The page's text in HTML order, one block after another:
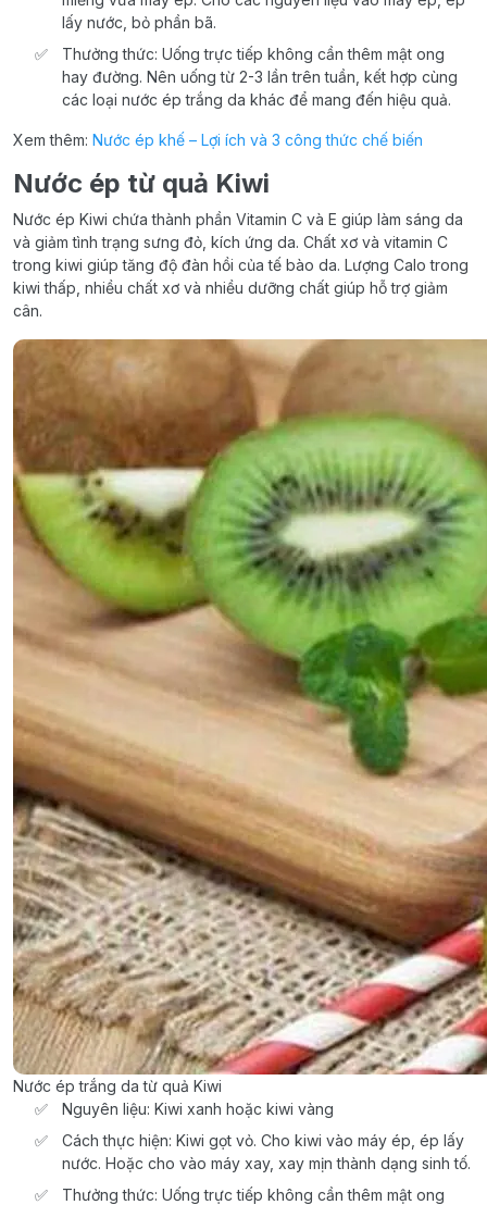
lấy nước, bỏ phần bã.
Thưởng thức: Uống trực tiếp không cần thêm mật ong
hay đường. Nên uống từ 2-3 lần trên tuần, kết hợp cùng
các loại nước ép trắng da khác để mang đến hiệu quả.
Xem thêm: Nước ép khế – Lợi ích và 3 công thức chế biến
Nước ép từ quả Kiwi
Nước ép Kiwi chứa thành phần Vitamin C và E giúp làm sáng da
và giảm tình trạng sưng đỏ, kích ứng da. Chất xơ và vitamin C
trong kiwi giúp tăng độ đàn hồi của tế bào da. Lượng Calo trong
kiwi thấp, nhiều chất xơ và nhiều dưỡng chất giúp hỗ trợ giảm
cân.
Nước ép trắng da từ quả Kiwi
Nguyên liệu: Kiwi xanh hoặc kiwi vàng
Cách thực hiện: Kiwi gọt vỏ. Cho kiwi vào máy ép, ép lấy
nước. Hoặc cho vào máy xay, xay mịn thành dạng sinh tố.
Thưởng thức: Uống trực tiếp không cần thêm mật ong